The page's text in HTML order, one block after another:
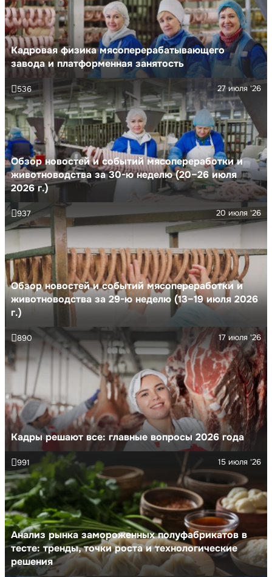
Кадровая физика мясоперерабатывающего
завода и платформенная занятость
Обзор новостей и событий мясопереработки и
животноводства за 30-ю неделю (20–26 июля
2026 г.)
27 июля '26
536
Обзор новостей и событий мясопереработки и
животноводства за 29-ю неделю (13–19 июля 2026
г.)
20 июля '26
937
Кадры решают все: главные вопросы 2026 года
17 июля '26
890
Анализ рынка замороженных полуфабрикатов в
тесте: тренды, точки роста и технологические
решения
15 июля '26
991